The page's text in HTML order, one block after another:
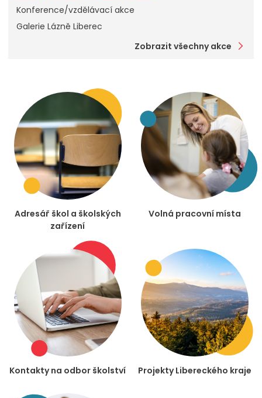
Konference/vzdělávací akce
Galerie Lázně Liberec
Zobrazit všechny akce
Adresář škol a školských
zařízení
Volná pracovní místa
Kontakty na odbor školství Projekty Libereckého kraje